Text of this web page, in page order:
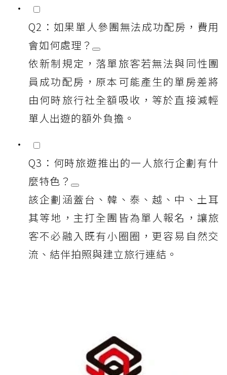
Q2：如果單人參團無法成功配房，費用
會如何處理？
依新制規定，落單旅客若無法與同性團
員成功配房，原本可能產生的單房差將
由何時旅行社全額吸收，等於直接減輕
單人出遊的額外負擔。
Q3：何時旅遊推出的一人旅行企劃有什
麼特色？
該企劃涵蓋台、韓、泰、越、中、土耳
其等地，主打全團皆為單人報名，讓旅
客不必融入既有小圈圈，更容易自然交
流、結伴拍照與建立旅行連結。